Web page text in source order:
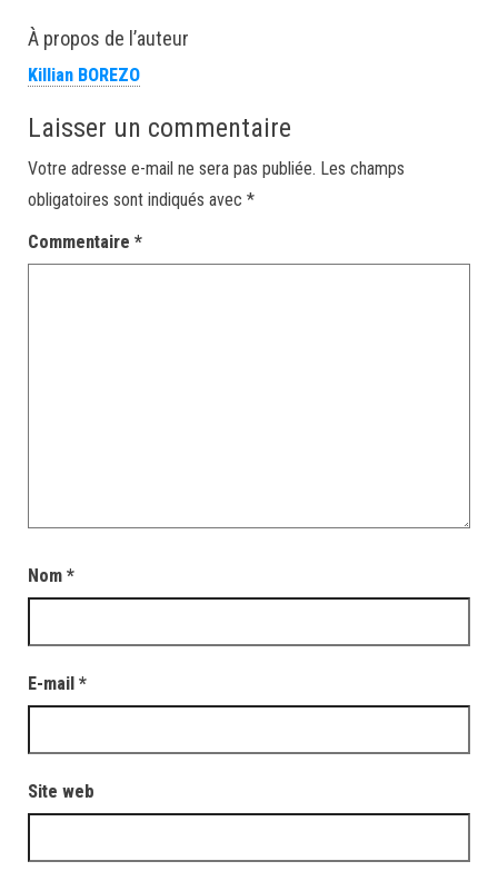
À propos de l’auteur
Killian BOREZO
Laisser un commentaire
Votre adresse e-mail ne sera pas publiée. Les champs
obligatoires sont indiqués avec *
Commentaire *
Nom *
E-mail *
Site web